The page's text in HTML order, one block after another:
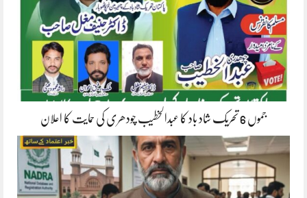
جموں 6 تحریک شاد باد کا عبدالخطیب چودھری کی حمایت کا اعلان